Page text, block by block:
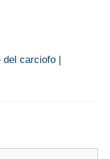
del carciofo |